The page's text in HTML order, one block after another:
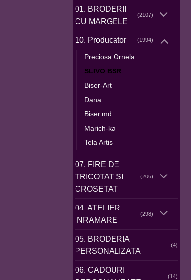
01. BRODERII
CU MARGELE
(2107)
10. Producator (1994)
Preciosa Ornela
SLIVO BSR
Biser-Art
Dana
Biser.md
Marich-ka
Tela Artis
07. FIRE DE
TRICOTAT SI
CROSETAT
(206)
04. ATELIER
INRAMARE
(298)
05. BRODERIA
PERSONALIZATA
(4)
06. CADOURI
(14)